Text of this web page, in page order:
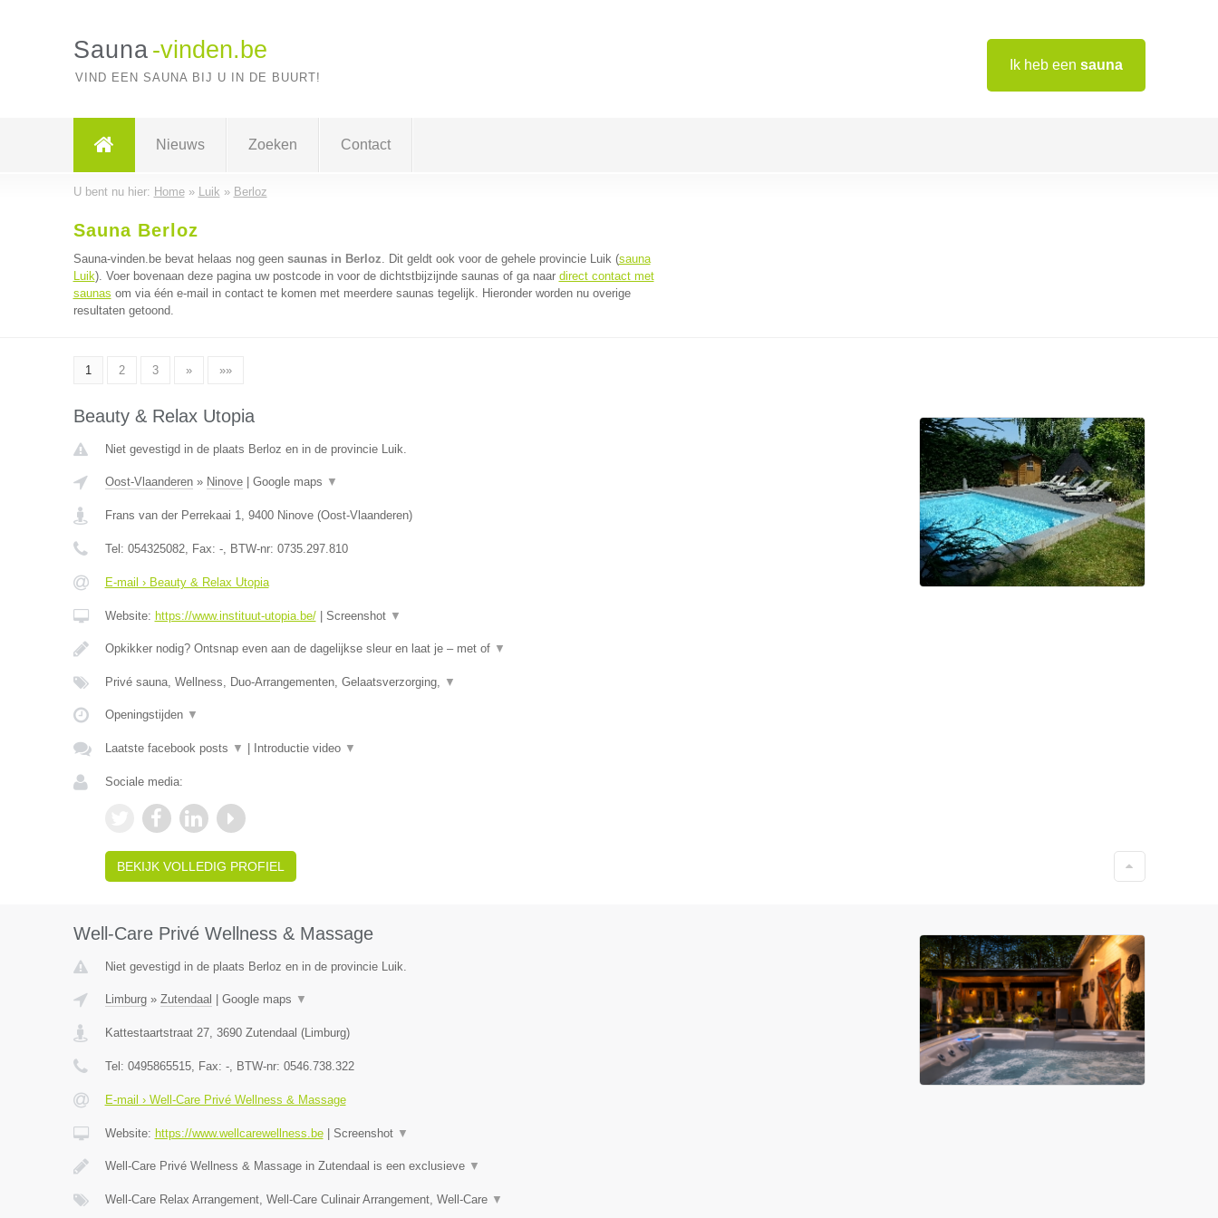
Ik heb een sauna
Sauna -vinden.be
VIND EEN SAUNA BIJ U IN DE BUURT!
Nieuws Zoeken Contact
U bent nu hier: Home» Luik » Berloz
Sauna Berloz
Sauna-vinden.be bevat helaas nog geen saunas in Berloz. Dit geldt ook voor de gehele provincie Luik (sauna
Luik). Voer bovenaan deze pagina uw postcode in voor de dichtstbijzijnde saunas of ga naar direct contact met
saunas om via één e-mail in contact te komen met meerdere saunas tegelijk. Hieronder worden nu overige
resultaten getoond.
1 2 3 » »»
Beauty & Relax Utopia
Niet gevestigd in de plaats Berloz en in de provincie Luik.
Oost-Vlaanderen» Ninove| Google maps ▼
Frans van der Perrekaai 1, 9400 Ninove(Oost-Vlaanderen)
Tel: 054325082, Fax: -, BTW-nr: 0735.297.810
E-mail › Beauty & Relax Utopia
Website: https://www.instituut-utopia.be/| Screenshot ▼
Opkikker nodig? Ontsnap even aan de dagelijkse sleur en laat je – met of ▼
Privé sauna, Wellness, Duo-Arrangementen, Gelaatsverzorging, ▼
Openingstijden ▼
Laatste facebook posts ▼ Introductie video ▼
Sociale media:
BEKIJK VOLLEDIG PROFIEL
Well-Care Privé Wellness & Massage
Niet gevestigd in de plaats Berloz en in de provincie Luik.
Limburg» Zutendaal Google maps ▼
Kattestaartstraat 27, 3690 Zutendaal (Limburg)
Tel: 0495865515, Fax: -, BTW-nr: 0546.738.322
E-mail › Well-Care Privé Wellness & Massage
Website: https://www.wellcarewellness.be| Screenshot ▼
Well-Care Privé Wellness & Massage in Zutendaal is een exclusieve ▼
Well-Care Relax Arrangement, Well-Care Culinair Arrangement, Well-Care ▼